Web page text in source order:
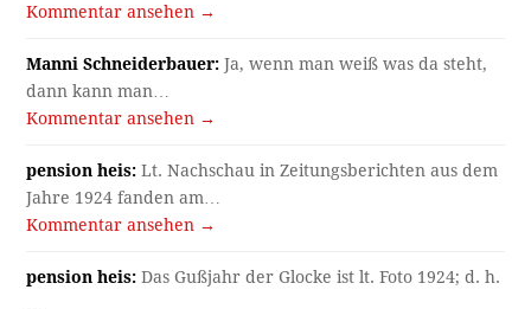
Kommentar ansehen →
Manni Schneiderbauer: Ja, wenn man weiß was da steht,
dann kann man…
Kommentar ansehen →
pension heis: Lt. Nachschau in Zeitungsberichten aus dem
Jahre 1924 fanden am…
Kommentar ansehen →
pension heis: Das Gußjahr der Glocke ist lt. Foto 1924; d. h.